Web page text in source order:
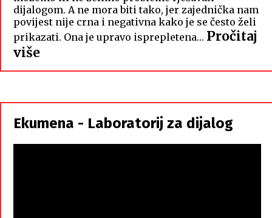
dijalogom. A ne mora biti tako, jer zajednička nam
povijest nije crna i negativna kako je se često želi
prikazati. Ona je upravo isprepletena… Pročitaj
više:
Hrvati
Srbi,
istorodna
braća
Ekumena - Laboratorij za dijalog